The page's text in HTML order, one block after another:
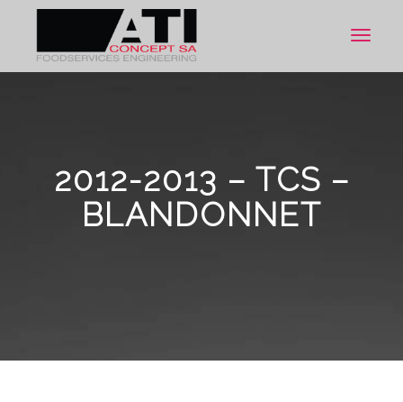
Toggle
2012-2013 – TCS –
BLANDONNET